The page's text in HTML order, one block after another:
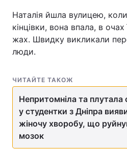
Наталія йшла вулицею,
кінцівки, вона впала, в очах
жах. Швидку викликали
люди.
ЧИТАЙТЕ ТАКОЖ
Непритомніла та плутала
у студентки з Дніпра
жіночу хворобу, що
мозок